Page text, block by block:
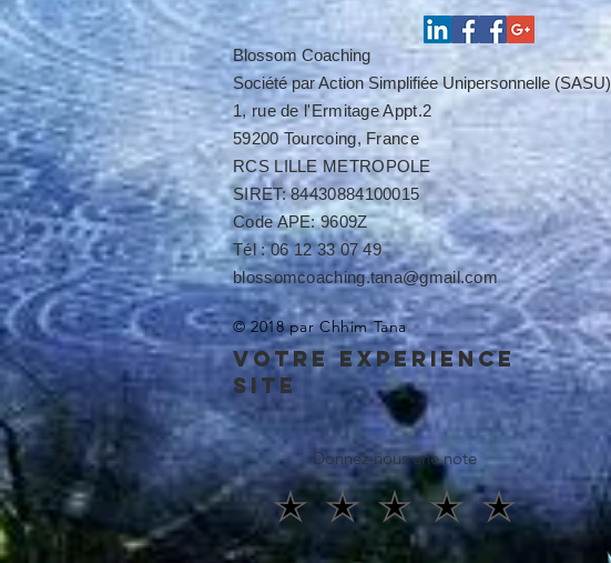
Blossom Coaching
Société par Action Simplifiée Unipersonnelle (SASU)
1, rue de l'Ermitage Appt.2
59200 Tourcoing, France
RCS LILLE METROPOLE​​
SIRET: 84430884100015
Code APE: 9609Z
Tél : 06 12 33 07 49
blossomcoaching.tana@gmail.com
© 2018 par Chhim Tana
votre experience
site
Donnez-nous une note